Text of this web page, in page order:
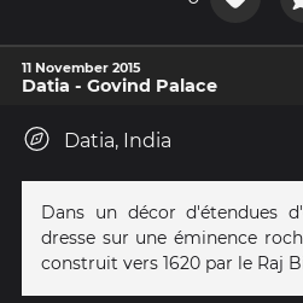
11 November 2015
Datia - Govind Palace
Datia, India
Dans un décor d'étendues
dresse sur une éminence
construit vers 1620 par le Raj